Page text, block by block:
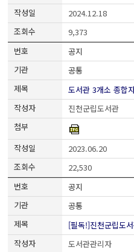
2024.12.18
9,373
공지
공통
도서관 3개소 종합
진천군립도서관
2023.06.20
22,530
공지
공통
[필독!]진천군립도
도서관관리자